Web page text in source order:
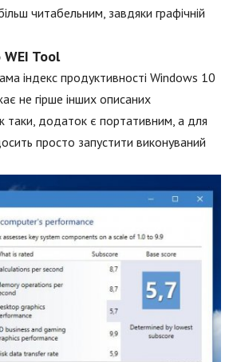
читабельним, завдяки графічній
Tool
індекс продуктивності Windows 10
не гірше інших описаних
таки, додаток є портативним, а для
просто запустити виконуваний